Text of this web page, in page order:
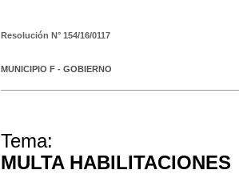
Resolución N° 154/16/0117
MUNICIPIO F - GOBIERNO
Tema:
MULTA HABILITACIONES